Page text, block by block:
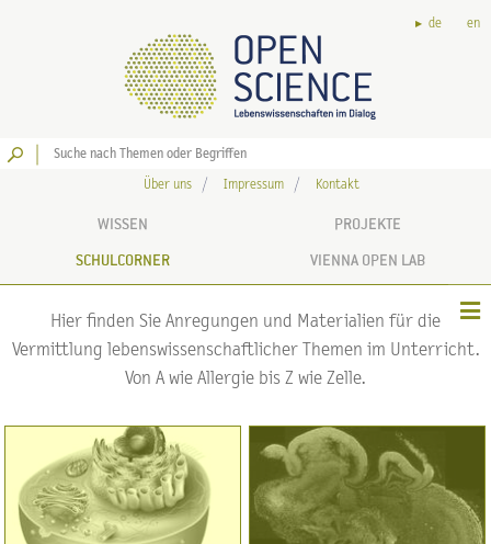
de en
Über uns Impressum Kontakt
WISSEN PROJEKTE
SCHULCORNER VIENNA OPEN LAB
Hier finden Sie Anregungen und Materialien für die
Vermittlung lebenswissenschaftlicher Themen im Unterricht.
Von A wie Allergie bis Z wie Zelle.